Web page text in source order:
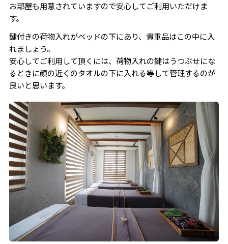
お部屋も用意されていますので安心してご利用いただけま
す。
鍵付きの荷物入れがベッドの下にあり、貴重品はこの中に入
れましょう。
安心してご利用して頂くには、荷物入れの鍵はうつぶせにな
るときに顔の近くのタオルの下に入れる等して管理するのが
良いと思います。